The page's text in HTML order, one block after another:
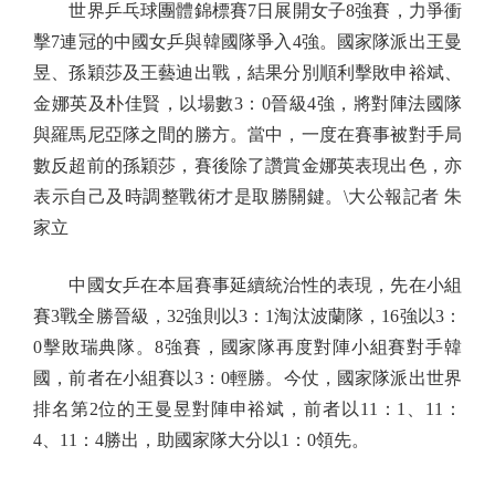
世界乒乓球團體錦標賽7日展開女子8強賽，力爭衝
擊7連冠的中國女乒與韓國隊爭入4強。國家隊派出王曼
昱、孫穎莎及王藝迪出戰，結果分別順利擊敗申裕斌、
金娜英及朴佳賢，以場數3：0晉級4強，將對陣法國隊
與羅馬尼亞隊之間的勝方。當中，一度在賽事被對手局
數反超前的孫穎莎，賽後除了讚賞金娜英表現出色，亦
表示自己及時調整戰術才是取勝關鍵。\大公報記者 朱
家立
中國女乒在本屆賽事延續統治性的表現，先在小組
賽3戰全勝晉級，32強則以3：1淘汰波蘭隊，16強以3：
0擊敗瑞典隊。8強賽，國家隊再度對陣小組賽對手韓
國，前者在小組賽以3：0輕勝。今仗，國家隊派出世界
排名第2位的王曼昱對陣申裕斌，前者以11：1、11：
4、11：4勝出，助國家隊大分以1：0領先。